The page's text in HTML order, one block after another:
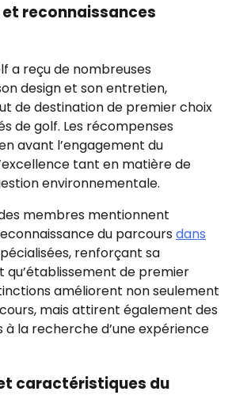
reconnaissances
a reçu de nombreuses
design et son entretien,
de destination de premier choix
de golf. Les récompenses
avant l’engagement du
tant en matière de
environnementale.
membres mentionnent
du parcoursdans
renforçant sa
de premier
améliorent non seulement
mais attirent également des
à la recherche d’une expérience
caractéristiques du